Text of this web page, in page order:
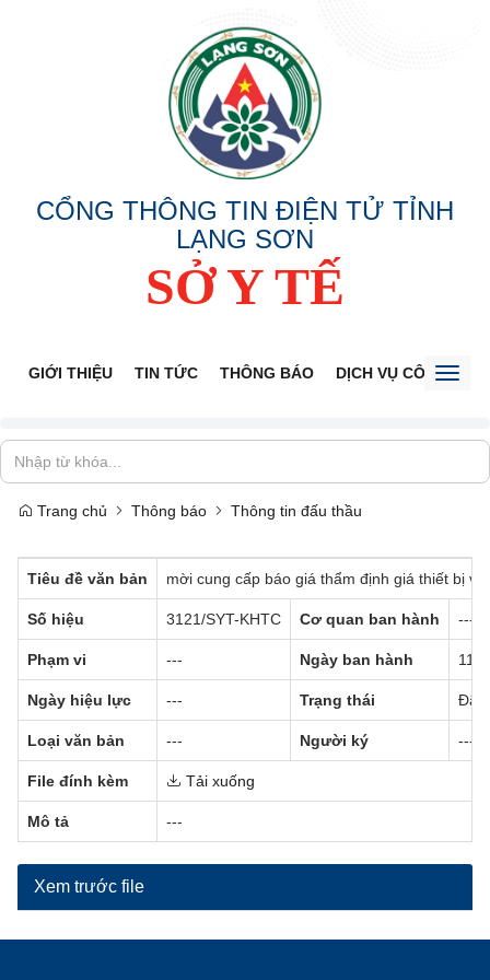
CỔNG THÔNG TIN ĐIỆN TỬ TỈNH
LẠNG SƠN
SỞ Y TẾ
GIỚI THIỆU TIN TỨC THÔNG BÁO DỊCH VỤ CÔNG
Trang chủ Thông báo Thông tin đấu thầu
Tiêu đề văn bản mời cung cấp báo giá thẩm định giá thiết bị
Số hiệu 3121/SYT-KHTC Cơ quan ban hành ---
Phạm vi --- Ngày ban hành 11/
Ngày hiệu lực --- Trạng thái Đã
Loại văn bản --- Người ký ---
File đính kèm Tải xuống
Mô tả ---
Xem trước file